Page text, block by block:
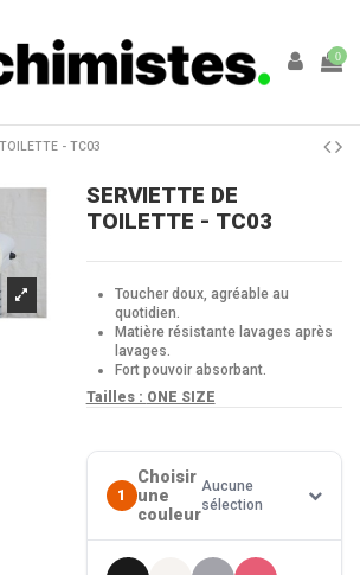
0
- TC03
SERVIETTE DE
TOILETTE - TC03
Toucher doux, agréable au
quotidien.
Matière résistante lavages après
lavages.
Fort pouvoir absorbant.
Tailles : ONE SIZE
1
Choisir
une
couleur
Aucune
sélection